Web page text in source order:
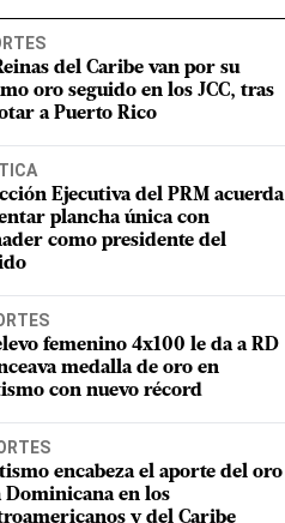
del Caribe van por su
oro seguido en los JCC, tras
a Puerto Rico
Ejecutiva del PRM acuerda
plancha única con
como presidente del
femenino 4x100 le da a RD
medalla de oro en
con nuevo récord
encabeza el aporte del oro
Dominicana en los
y del Caribe